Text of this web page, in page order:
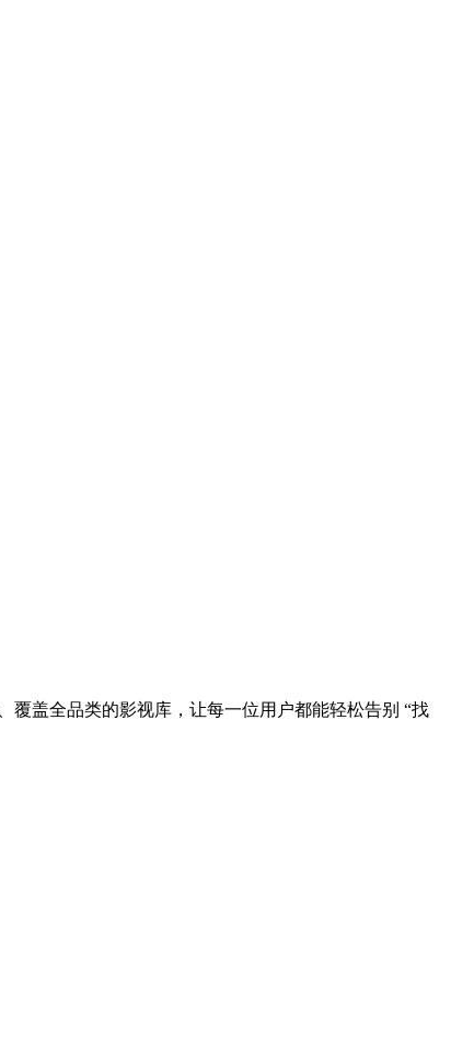
覆盖全品类的影视库，让每一位用户都能轻松告别 “找